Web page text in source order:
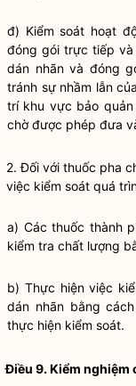
đ) Kiểm soát hoạt
đóng gói trực tiếp
dán nhãn và đóng
tránh sự nhầm lẫn
trí khu vực bảo
chờ được phép đưa
2. Đối với thuốc pha
việc kiểm soát quá
a) Cácthuốc thành
kiểm tra chất lượng
b) Thực hiện việc
dán nhãn bằng
thực hiện kiểm soát.
Điều 9. Kiểm